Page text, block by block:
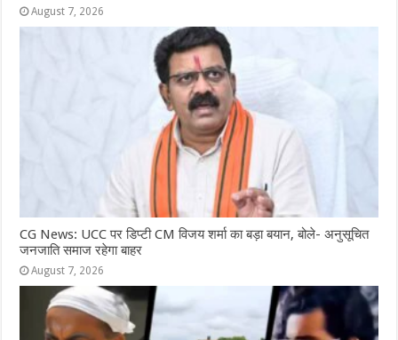
August 7, 2026
CG News: UCC पर डिप्टी CM विजय शर्मा का बड़ा बयान, बोले- अनुसूचित
जनजाति समाज रहेगा बाहर
August 7, 2026